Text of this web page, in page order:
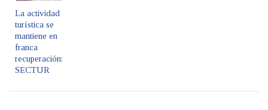
La actividad
turística se
mantiene en
franca
recuperación:
SECTUR